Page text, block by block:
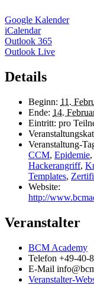
Google Kalender
iCalendar
Outlook 365
Outlook Live
Details
Beginn: 11.
Ende: 14.
Eintritt: pro
Veranstaltung-
CCM, Epidemie,
Hackerangriff,
Templates,
Website:
http://
Veranstalter
BCM Academy
Telefon +49-40-
E-Mail
Veranstalter-